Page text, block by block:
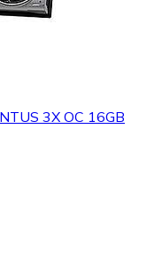
3X OC 16GB